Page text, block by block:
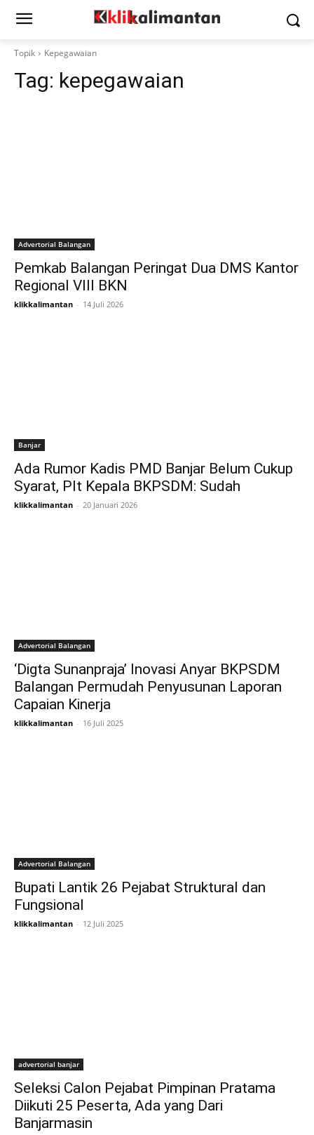
Topik Kepegawaian
Tag: kepegawaian
Advertorial Balangan
Pemkab Balangan Peringat Dua DMS Kantor
Regional VIII BKN
klikkalimantan - 14 Juli 2026
Banjar
Ada Rumor Kadis PMD Banjar Belum Cukup
Syarat, Plt Kepala BKPSDM: Sudah
klikkalimantan - 20 Januari 2026
Advertorial Balangan
‘Digta Sunanpraja’ Inovasi Anyar BKPSDM
Balangan Permudah Penyusunan Laporan
Capaian Kinerja
klikkalimantan - 16 Juli 2025
Advertorial Balangan
Bupati Lantik 26 Pejabat Struktural dan
Fungsional
klikkalimantan - 12 Juli 2025
advertorial banjar
Seleksi Calon Pejabat Pimpinan Pratama
Diikuti 25 Peserta, Ada yang Dari
Banjarmasin